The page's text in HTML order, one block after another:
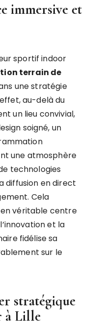
immersive et
sportif indoor
terrain de
une stratégie
au-delà du
un lieu convivial,
soigné, un
une atmosphère
technologies
diffusion en direct
Cela
véritable centre
et la
fidélise sa
sur le
stratégique
à Lille